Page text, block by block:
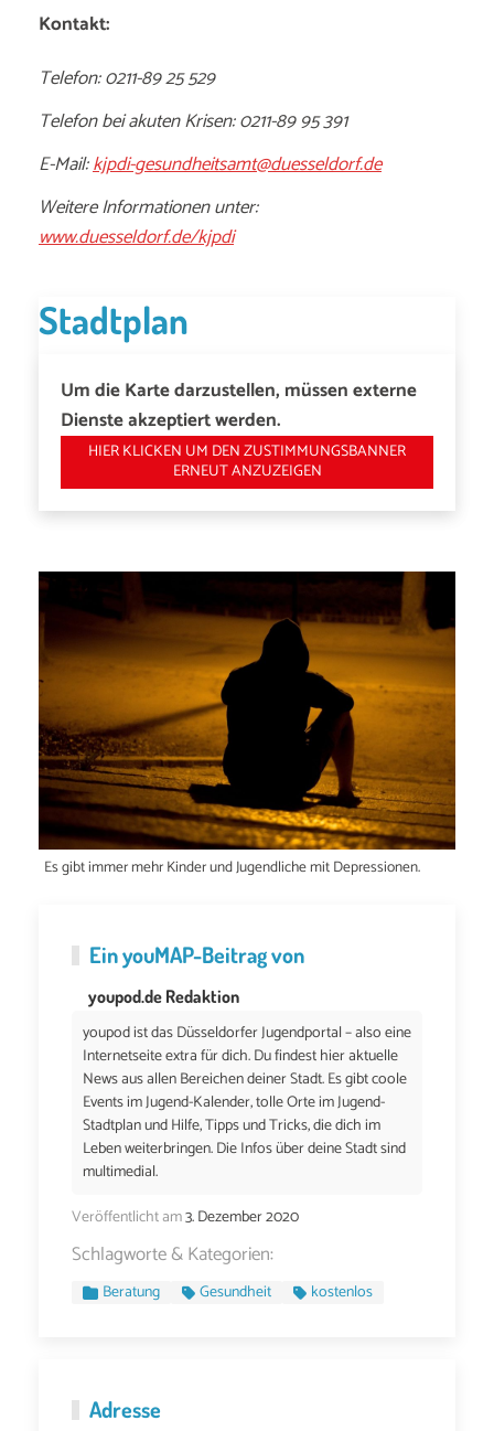
Kontakt:
Telefon: 0211-89 25 529
Telefon bei akuten Krisen: 0211-89 95 391
E-Mail:kjpdi-gesundheitsamt@duesseldorf.de
Weitere Informationen unter:
www.duesseldorf.de/kjpdi
Stadtplan
Um die Karte darzustellen, müssen externe
Dienste akzeptiert werden.
HIER KLICKEN UM DEN ZUSTIMMUNGSBANNER
ERNEUT ANZUZEIGEN
Es gibt immer mehr Kinder und Jugendliche mit Depressionen.
EinyouMAP-Beitrag von
youpod.de Redaktion
youpod ist das Düsseldorfer Jugendportal – also eine
Internetseite extra für dich. Du findest hier aktuelle
News aus allen Bereichen deiner Stadt. Es gibt coole
Events im Jugend-Kalender, tolle Orte im Jugend-
Stadtplan und Hilfe, Tipps und Tricks, die dich im
Leben weiterbringen. Die Infos über deine Stadt sind
multimedial.
Veröffentlicht am3. Dezember 2020
Schlagworte & Kategorien:
Beratung Gesundheit kostenlos
Adresse